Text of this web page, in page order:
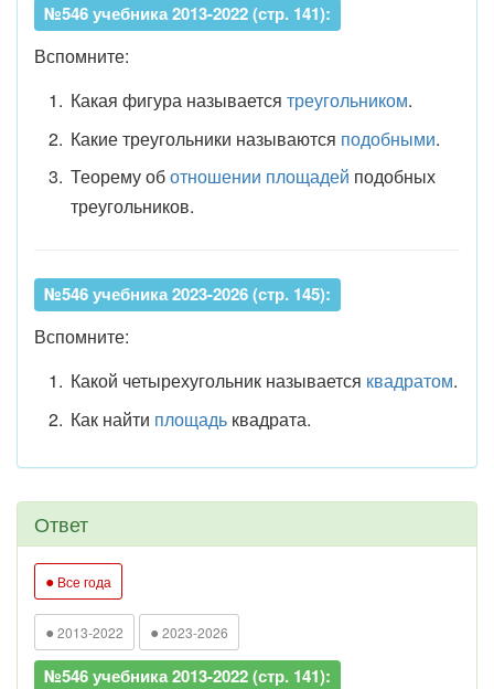
№546 учебника 2013-2022 (стр. 141):
Вспомните:
Какая фигура называется треугольником.
Какие треугольники называются подобными.
Теорему оботношении площадей подобных
треугольников.
№546 учебника 2023-2026 (стр. 145):
Вспомните:
Какой четырехугольник называется квадратом.
Как найти площадьквадрата.
Ответ
● Все года
● 2013-2022 ● 2023-2026
№546 учебника 2013-2022 (стр. 141):